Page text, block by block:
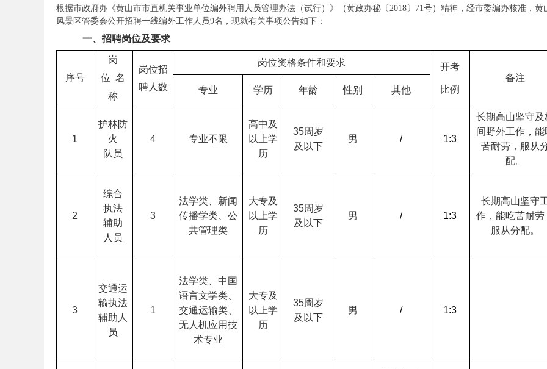
根据市政府办《黄山市市直机关事业单位编外聘用人员管理办法（试行）》（黄政办秘〔2018〕71号）精神，经市委编办核准，黄
风景区管委会公开招聘一线编外工作人员9名，现就有关事项公告如下：
一、招聘岗位及要求
序号
岗
位 名
称
岗位招
聘人数
岗位资格条件和要求 开考
比例
备注
专业
学历 年龄 性别 其他
1
护林防
火
队员
4 专业不限
高中及
以上学
历
35周岁
及以下
男 / 1:3
长期高山坚守及
间野外工作，能
苦耐劳，服从
配。
2
综合
执法
辅助
人员
3
法学类、新闻
传播学类、公
共管理类
大专及
以上学
历
35周岁
及以下
男 / 1:3
长期高山坚守
作，能吃苦耐劳
服从分配。
3
交通运
输执法
辅助人
员
1
法学类、中国
语言文学类、
交通运输类、
无人机应用技
术专业
大专及
以上学
历
35周岁
及以下
男 / 1:3